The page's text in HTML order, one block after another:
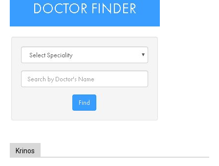
Krinos